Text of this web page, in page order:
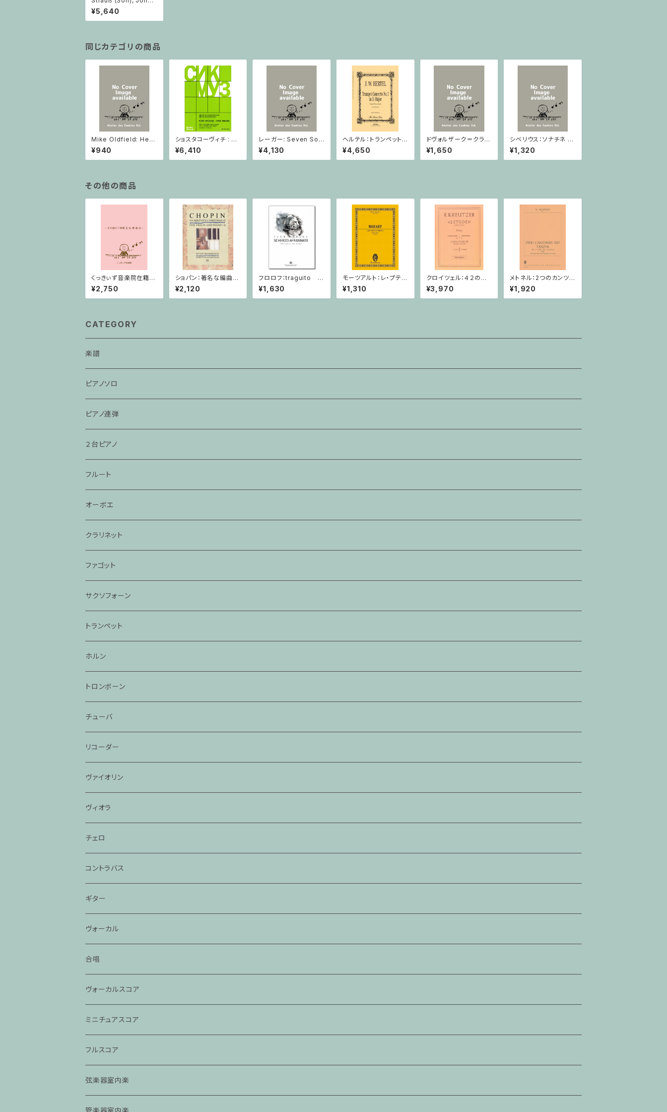
n:Wein, Weib und G
esang Walzer für Or
chester - 2. Auflage
¥5,640
同じカテゴリの商品
Mike Oldfield: Herg
est Ridge / ピアノ
¥940
ショスタコーヴィチ : 2
つのヴァイオリンとピア
ノのための 5つの小品 /
ヴァイオリン2とピアノ
¥6,410
レーガー: Seven Son
atas op. 91 Heft 2 /
ヴァイオリン
¥4,130
ヘルテル：トランペット協
奏曲第1番 変ホ長調/
トランペット・ピアノ
¥4,650
ドヴォルザーク＝クライ
スラー：スラヴ幻想曲 ロ
短調 from Op.55-4,
Op.75 / ヴァイオリン
¥1,650
シベリウス：ソナチネ ホ
長調 Op.80 / ヴァイオ
リンとピアノ
¥1,320
その他の商品
くっきぃず音楽院在籍
者 その他のご利用支
払用商品 おばけのぼ
うけん１巻
¥2,750
ショパン：著名な編曲作
品集 第2巻 / ヴァイオリ
ン・ピアノ
¥2,120
フロロフ：traguito ア
ルメイダの主題による
即興曲 / ヴァイオリン・
ピアノ
¥1,630
モーツアルト：レ・プテ
ィ・ リアン/ミニチュアス
コア
¥1,310
クロイツェル：４２の練
習曲 １巻 / ヴァイオリ
ン教本
¥3,970
メトネル：2つのカンツォ
ーナとダンス Op. 43 /
ヴァイオリン・ピアノ
¥1,920
CATEGORY
楽譜
ピアノソロ
ピアノ連弾
２台ピアノ
フルート
オーボエ
クラリネット
ファゴット
サクソフォーン
トランペット
ホルン
トロンボーン
チューバ
リコーダー
ヴァイオリン
ヴィオラ
チェロ
コントラバス
ギター
ヴォーカル
合唱
ヴォーカルスコア
ミニチュアスコア
フルスコア
弦楽器室内楽